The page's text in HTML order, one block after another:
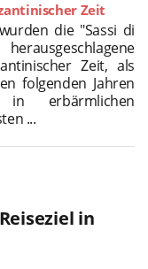
Zeit
die "Sassi di
Zeit, als
folgenden Jahren
erbärmlichen
...
in